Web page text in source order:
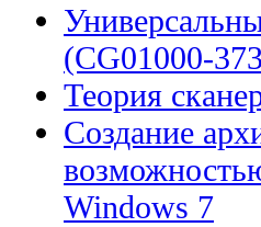
(CG01000-
Теория
Создание
Windows 7